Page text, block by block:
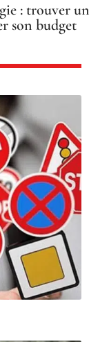
: trouver un
son budget